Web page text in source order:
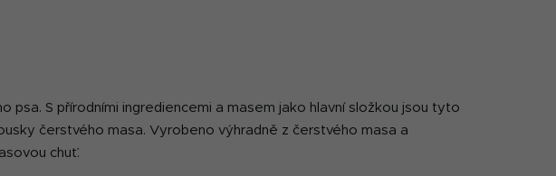
S přírodními ingrediencemi a masem jako hlavní složkou jsou tyto
čerstvého masa. Vyrobeno výhradně z čerstvého masa a
chuť.